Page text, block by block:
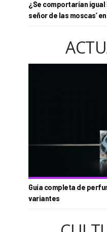
¿Se comportarían igual
señor de las moscas’
Guía completa de
variantes